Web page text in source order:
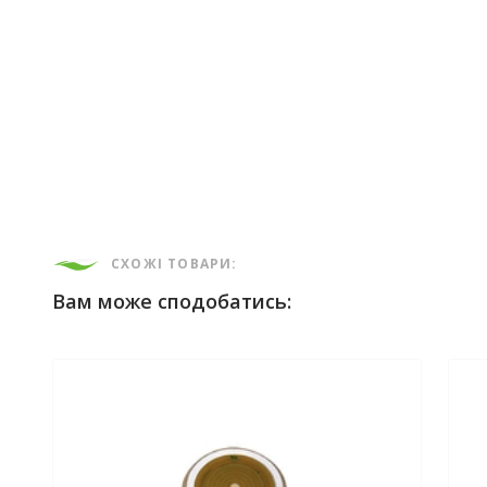
СХОЖІ ТОВАРИ:
Вам може сподобатись: